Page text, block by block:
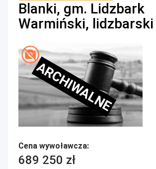
Blanki, gm. Lidzbark
Warmiński, lidzbarski
ARCHIWALNE
Cena wywoławcza:
689 250 zł